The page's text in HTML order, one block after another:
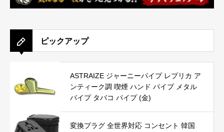
ピックアップ
ASTRAIZE ジャーニーパイプ レプリカ ア
ンティーク調 喫煙 ハンド パイプ メタル
パイプ タバコ パイプ (金)
変換プラグ 全世界対応 コンセント 韓国